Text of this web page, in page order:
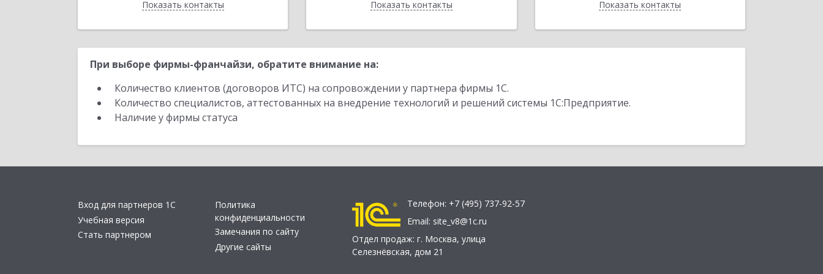
Показать контакты
Назад Показать контакты
Назад Показать контакты
Назад
При выборе фирмы-франчайзи, обратите внимание на:
Количество клиентов (договоров ИТС) на сопровождении у партнера фирмы 1С.
Количество специалистов, аттестованных на внедрение технологий и решений системы 1С:Предприятие.
Наличие у фирмы статуса
Вход для партнеров 1С
Учебная версия
Стать партнером
Политика
конфиденциальности
Замечания по сайту
Другие сайты
Телефон: +7 (495) 737-92-57
Email: site_v8@1c.ru
Отдел продаж: г. Москва, улица
Селезнёвская, дом 21